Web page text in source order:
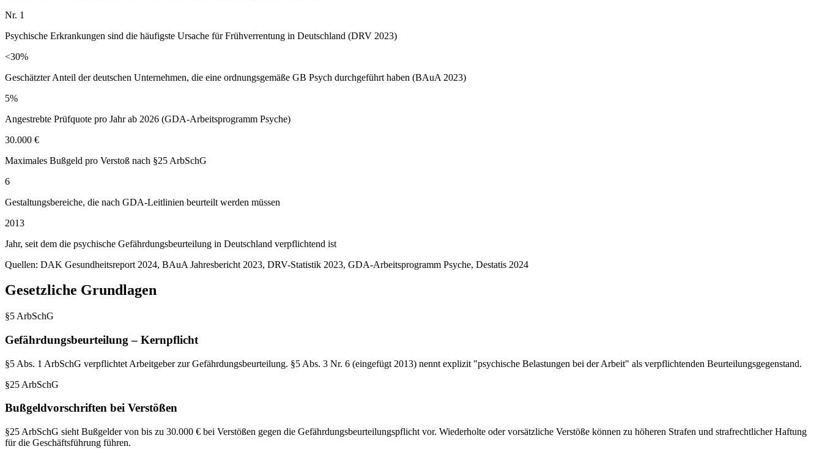
Nr. 1
Psychische Erkrankungen sind die häufigste Ursache für Frühverrentung in Deutschland (DRV 2023)
<30%
Geschätzter Anteil der deutschen Unternehmen, die eine ordnungsgemäße GB Psych durchgeführt haben (BAuA 2023)
5%
Angestrebte Prüfquote pro Jahr ab 2026 (GDA-Arbeitsprogramm Psyche)
30.000 €
Maximales Bußgeld pro Verstoß nach §25 ArbSchG
6
Gestaltungsbereiche, die nach GDA-Leitlinien beurteilt werden müssen
2013
Jahr, seit dem die psychische Gefährdungsbeurteilung in Deutschland verpflichtend ist
Quellen: DAK Gesundheitsreport 2024, BAuA Jahresbericht 2023, DRV-Statistik 2023, GDA-Arbeitsprogramm Psyche, Destatis 2024
Gesetzliche Grundlagen
§5 ArbSchG
Gefährdungsbeurteilung – Kernpflicht
§5 Abs. 1 ArbSchG verpflichtet Arbeitgeber zur Gefährdungsbeurteilung. §5 Abs. 3 Nr. 6 (eingefügt 2013) nennt explizit "psychische Belastungen bei der Arbeit" als verpflichtenden Beurteilungsgegenstand.
§25 ArbSchG
Bußgeldvorschriften bei Verstößen
§25 ArbSchG sieht Bußgelder von bis zu 30.000 € bei Verstößen gegen die Gefährdungsbeurteilungspflicht vor. Wiederholte oder vorsätzliche Verstöße können zu höheren Strafen und strafrechtlicher Haftung
für die Geschäftsführung führen.